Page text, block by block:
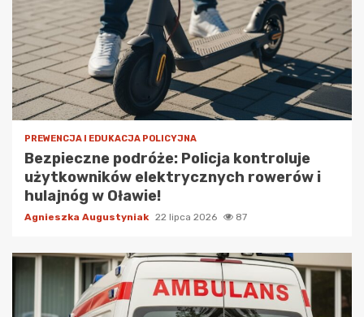
PREWENCJA I EDUKACJA POLICYJNA
Bezpieczne podróże: Policja kontroluje
użytkowników elektrycznych rowerów i
hulajnóg w Oławie!
Agnieszka Augustyniak 22 lipca 2026 87